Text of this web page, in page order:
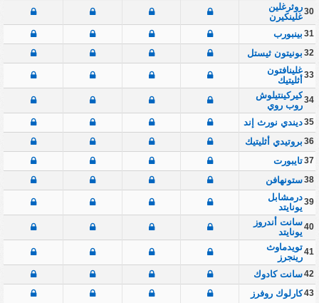
30روثرغلين
غلينكيرن
31 بينبورب
32 بونيتون ثيستل
33غلينافتون
أثليتيك
34كيركينتيلوش
روب روي
35ديندي نورث إند
36 بروتيدي أثليتيك
37تايبورت
38ستونهافن
39درمشابل
يونايتد
40سانت أندروز
يونايتد
41تويدماوث
رينجرز
42سانت كادوك
43كارلوك روفرز